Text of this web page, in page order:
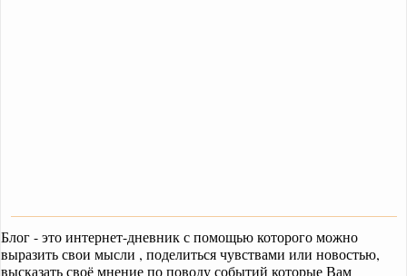
Блог - это интернет-дневник с помощью которого можно
выразить свои мысли , поделиться чувствами или новостью,
высказать своё мнение по поводу событий которые Вам